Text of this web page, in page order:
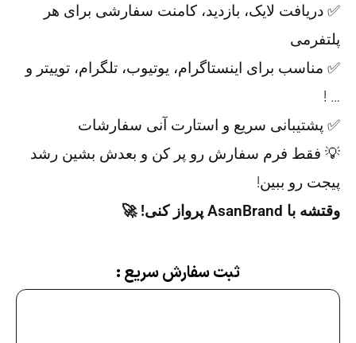
✅ دریافت لایک، بازدید، کامنت سفارشی برای هر
پلتفرمی
✅ مناسب برای اینستاگرام، یوتیوب، تلگرام، توییتر و
… !
✅ پشتیبانی سریع و استارت آنی سفارشات
💡 فقط فرم سفارش رو پر کن و بعدش بشین رشد
پیجت رو ببین!
وقتشه با AsanBrand پرواز کنی! 🚀
ثبت سفارش سریع :